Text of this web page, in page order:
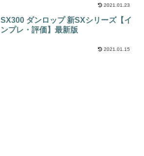
2021.01.23
SX300 ダンロップ 新SXシリーズ【イ
ンプレ・評価】最新版
2021.01.15